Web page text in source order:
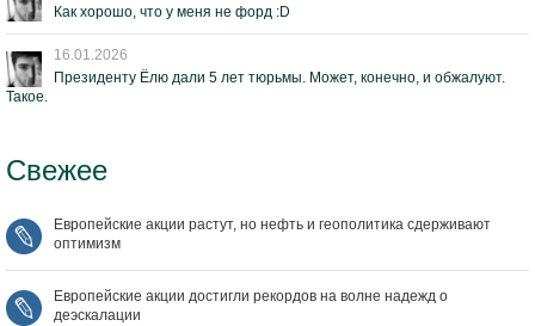
Как хорошо, что у меня не форд :D
16.01.2026
Президенту Ёлю дали 5 лет тюрьмы. Может, конечно, и обжалуют.
Такое.
Свежее
Европейские акции растут, но нефть и геополитика сдерживают
оптимизм
Европейские акции достигли рекордов на волне надежд о
деэскалации